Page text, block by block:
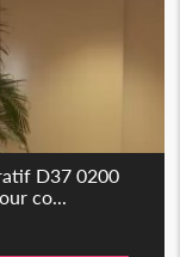
D37 0200
co...